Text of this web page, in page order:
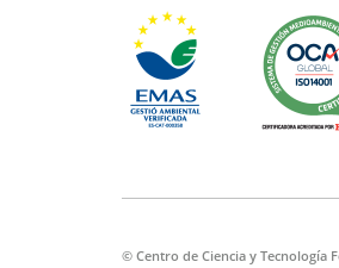
© Centro de Ciencia y Tecnología